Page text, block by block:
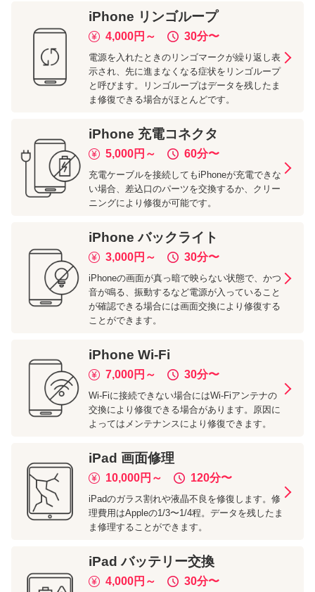
iPhone リンゴループ
4,000円～ 30分〜
電源を入れたときのリンゴマークが繰り返し表
示され、先に進まなくなる症状をリンゴループ
と呼びます。リンゴループはデータを残したま
ま修復できる場合がほとんどです。
iPhone 充電コネクタ
5,000円～ 60分〜
充電ケーブルを接続してもiPhoneが充電できな
い場合、差込口のパーツを交換するか、クリー
ニングにより修復が可能です。
iPhone バックライト
3,000円～ 30分〜
iPhoneの画面が真っ暗で映らない状態で、かつ
音が鳴る、振動するなど電源が入っていること
が確認できる場合には画面交換により修復する
ことができます。
iPhone Wi-Fi
7,000円～ 30分〜
Wi-Fiに接続できない場合にはWi-Fiアンテナの
交換により修復できる場合があります。原因に
よってはメンテナンスにより修復できます。
iPad 画面修理
10,000円～ 120分〜
iPadのガラス割れや液晶不良を修復します。修
理費用はAppleの1/3〜1/4程。データを残したま
ま修理することができます。
iPad バッテリー交換
4,000円～ 30分〜